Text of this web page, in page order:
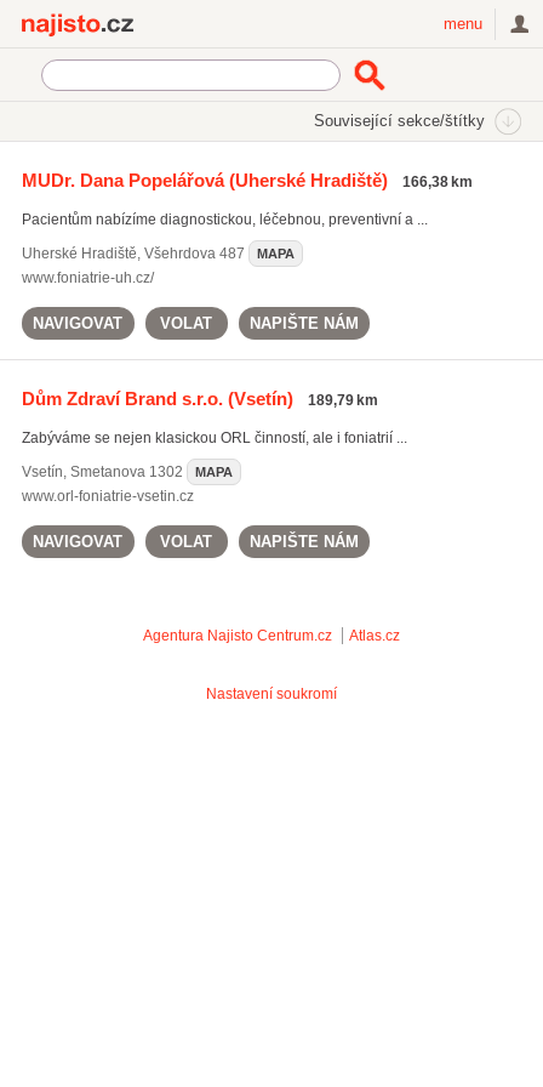
menu
Související sekce/štítky
léčba zánětu středního ucha
léčba bolesti uší(290)
léčba sluchu(50)
péče o hlas(33)
Všechny související štítky
MUDr. Dana Popelářová(Uherské Hradiště) 166,38 km
Pacientům nabízíme diagnostickou, léčebnou, preventivní a ...
Uherské Hradiště, Všehrdova 487 MAPA
www.foniatrie-uh.cz/
NAVIGOVAT VOLAT NAPIŠTE NÁM
Dům Zdraví Brand s.r.o.(Vsetín) 189,79 km
Zabýváme se nejen klasickou ORL činností, ale i foniatrií ...
Vsetín, Smetanova 1302 MAPA
www.orl-foniatrie-vsetin.cz
NAVIGOVAT VOLAT NAPIŠTE NÁM
Agentura Najisto Centrum.cz Atlas.cz
Nastavení soukromí